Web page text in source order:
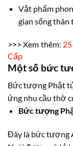
Vật phẩm
gian sống thân
>>> Xem thêm:
Cấp
Một số bức
Bức tượng Phật
ứng nhu cầu thờ
Bức tượng
Đây là bức tượng